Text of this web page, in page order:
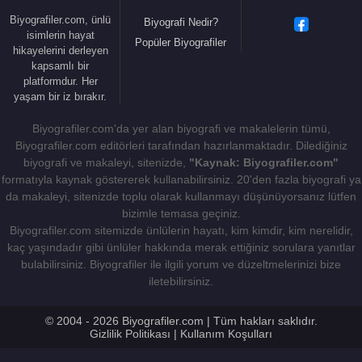
İlk seferini 1000 yılında Sistan'da hüküm süren
Seferîler üzerine düzenlemiştir. Art arda yaptığı
akınlarla hazırlıksız olan Emir Halef ibn Ahmed'i
yenilgiye uğratmış ve bölgeyi kolayca ele
geçirmiştir. Güçlü Gazne ordusu karşısında hiçbir
başarı elde edemeyen Halef, tazminat ödemek ve
adına hutbe okutarak sikke bastırmak suretiyle
Mahmut'un hakimiyetini tanımıştır.
İslam kaynaklarına göre sultan sanını kullanan ilk
Gazneli Mahmud’tur.
Son yılları Irak-ı Acem veHorasan'da geçen Sultan
Gazneli Mahmud 1029 yılında Rey’e girip
Büveyhilerin hâzinesini ele geçirdi. Batınileri dağıttı.
Mesut’u buraya vali atadı ve Nişabur’a döndü.
Biyografiler.com, ünlü
isimlerin hayat
hikayelerini derleyen
kapsamlı bir
platformdur. Her
yaşam bir iz bırakır.
Biyografi Nedir?
Popüler Biyografiler
Biyografiler.com'da yer alan biyografi ve makalelerin tümü,
Biyografiler.com editörleri tarafından hazırlanmaktadır. Dilediğiniz
biyografi ve makaleyi, sitenizde, "Kaynak: Biyografiler.com"
formatıyla kaynak göstererek kullanabilirsiniz. 20'den fazla biyografi ya
da makaleyi, sitenizde toplu olarak kullanmayı düşünüyorsanız lütfen
bizimle temasa geçiniz.
Biyografiler.com sitemizde ünlülerin hayatı, kim kimdir, kim nerelidir,
kaç yaşındadır gibi ünlüler hakkında merak ettiğiniz sorulara yanıtlar
bulabilirsiniz. Biyografiler ile ilgili yorum ve düzeltmelerinizi bize
iletebilirsiniz.
© 2004 - 2026 Biyografiler.com | Tüm hakları saklıdır.
Gizlilik Politikası | Kullanım Koşulları